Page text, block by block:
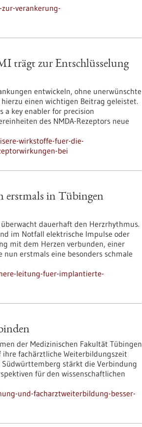
verankerung-
trägt zur Entschlüsselung
entwickeln, ohne unerwünschte
einen wichtigen Beitrag geleistet.
a key enabler for precision
des NMDA-Rezeptors neue
wirkstoffe-fuer-die-
bei
in Tübingen
dauerhaft den Herzrhythmus.
im Notfall elektrische Impulse oder
mit dem Herzen verbunden, einer
erstmals eine besonders schmale
leitung-fuer-implantierte-
der Medizinischen Fakultät Tübingen
fachärztliche Weiterbildungszeit
Südwürttemberg stärkt die Verbindung
für den wissenschaftlichen
und-facharztweiterbildung-besser-